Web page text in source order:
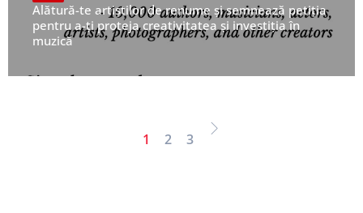
Alătură-te artiștilor de renume și semnează petiția
pentru a-ți proteja creativitatea și investiția în
muzică
1 2 3